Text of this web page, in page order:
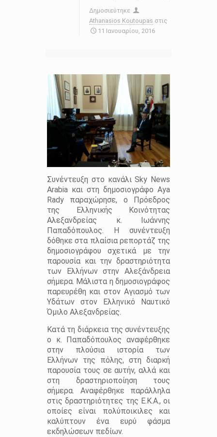
Δημοσιεύτηκε
Athanasios Koutoupas στις
11 Ιανουαρίου, 2016
Συνέντευξη στο κανάλι Sky News
Arabia και στη δημοσιογράφο Aya
Rady παραχώρησε, ο Πρόεδρος
της Ελληνικής Κοινότητας
Αλεξανδρείας κ. Ιωάννης
Παπαδόπουλος. Η συνέντευξη
δόθηκε στα πλαίσια ρεπορτάζ της
δημοσιογράφου σχετικά με την
παρουσία και την δραστηριότητα
των Ελλήνων στην Αλεξάνδρεια
σήμερα. Μάλιστα η δημοσιογράφος
παρευρέθη και στον Αγιασμό των
Υδάτων στον Ελληνικό Ναυτικό
Όμιλο Αλεξανδρείας.
Κατά τη διάρκεια της συνέντευξης
ο κ. Παπαδόπουλος αναφέρθηκε
στην πλούσια ιστορία των
Ελλήνων της πόλης, στη διαρκή
παρουσία τους σε αυτήν, αλλά και
στη δραστηριοποίηση τους
σήμερα. Αναφέρθηκε παράλληλα
στις δραστηριότητες της Ε.Κ.Α., οι
οποίες είναι πολύποικιλες και
καλύπτουν ένα ευρύ φάσμα
εκδηλώσεων πεδίων.